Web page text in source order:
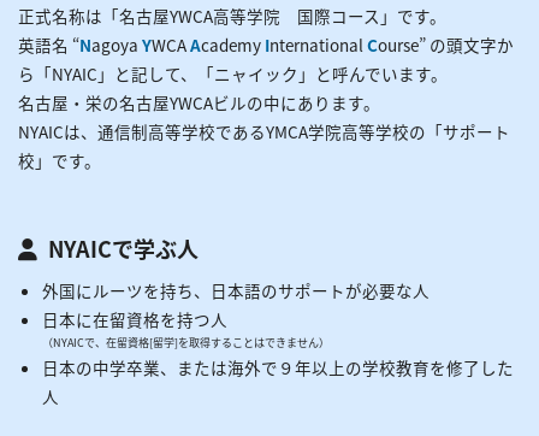
正式名称は「名古屋YWCA高等学院 国際コース」です。
英語名 “Nagoya YWCAAcademy InternationalCourse” の頭文字か
ら「NYAIC」と記して、「ニャイック」と呼んでいます。
名古屋・栄の名古屋YWCAビルの中にあります。
NYAICは、通信制高等学校であるYMCA学院高等学校の「サポート
校」です。
NYAICで学ぶ人
外国にルーツを持ち、日本語のサポートが必要な人
日本に在留資格を持つ人
（NYAICで、在留資格[留学]を取得することはできません）
日本の中学卒業、または海外で９年以上の学校教育を修了した
人